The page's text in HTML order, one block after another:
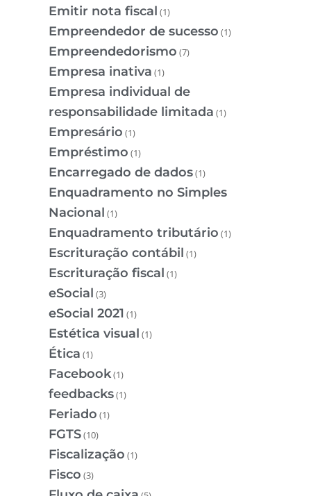
Emitir nota fiscal (1)
Empreendedor de sucesso (1)
Empreendedorismo (7)
Empresa inativa (1)
Empresa individual de
responsabilidade limitada (1)
Empresário (1)
Empréstimo (1)
Encarregado de dados(1)
Enquadramento no Simples
Nacional (1)
Enquadramento tributário (1)
Escrituração contábil (1)
Escrituração fiscal (1)
eSocial (3)
eSocial 2021 (1)
Estética visual (1)
Ética (1)
Facebook(1)
feedbacks(1)
Feriado (1)
FGTS(10)
Fiscalização (1)
Fisco (3)